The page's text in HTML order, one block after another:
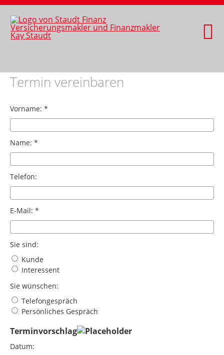
Termin vereinbaren
Vorname: *
Name: *
Telefon:
E-Mail: *
Sie sind:
Kunde
Interessent
Sie wünschen:
Telefongespräch
Persönliches Gespräch
Terminvorschlag
Datum: